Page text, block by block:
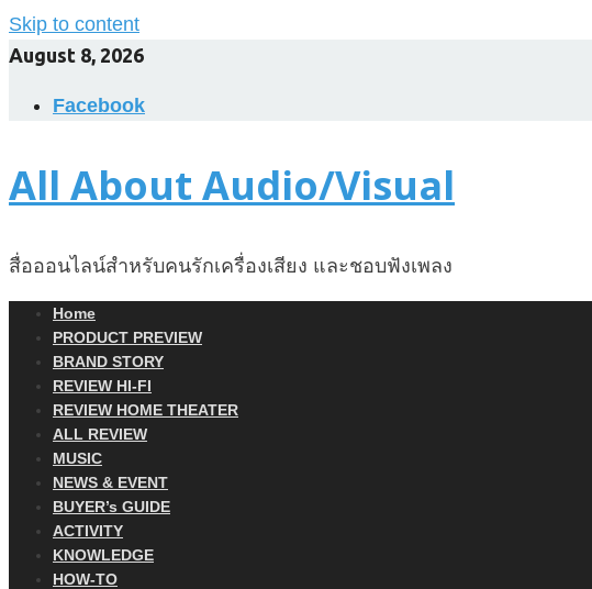
Skip to content
August 8, 2026
Facebook
All About Audio/Visual
สื่อออนไลน์สำหรับคนรักเครื่องเสียง และชอบฟังเพลง
Home
PRODUCT PREVIEW
BRAND STORY
REVIEW HI-FI
REVIEW HOME THEATER
ALL REVIEW
MUSIC
NEWS & EVENT
BUYER’s GUIDE
ACTIVITY
KNOWLEDGE
HOW-TO